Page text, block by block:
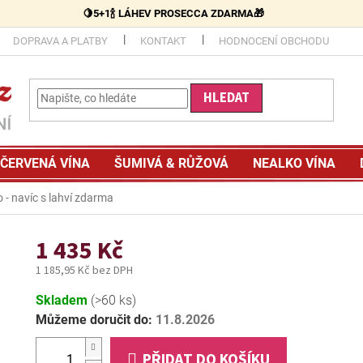
🍋5+1🍾 LÁHEV PROSECCA ZDARMA🎁
DOPRAVA A PLATBY KONTAKT HODNOCENÍ OBCHODU
HLEDAT
ČERVENÁ VÍNA ŠUMIVÁ & RŮŽOVÁ NEALKO VÍNA
- navíc s lahví zdarma
1 435 Kč
1 185,95 Kč bez DPH
Měrná
cena:
Skladem (>60 ks)
Můžeme doručit do: 11.8.2026